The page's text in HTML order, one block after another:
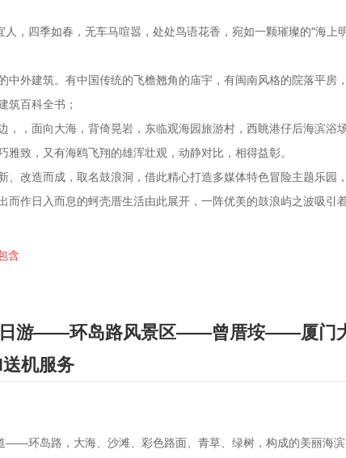
人，四季如春，无车马喧嚣，处处鸟语花香，宛如一颗璀璨的“海
中外建筑。有中国传统的飞檐翘角的庙宇，有闽南风格的院落平
筑百科全书；
，，面向大海，背倚晃岩，东临观海园旅游村，西眺港仔后海滨
致，又有海鸥飞翔的雄浑壮观，动静对比，相得益彰。
、改造而成，取名鼓浪洞，借此精心打造多媒体特色冒险主题乐
而作日入而息的蚵壳厝生活由此展开，一阵优美的鼓浪屿之波吸引
含
日游——环岛路风景区——曾厝垵——厦
机服务
——环岛路，大海、沙滩、彩色路面、青草、绿树，构成的美丽海